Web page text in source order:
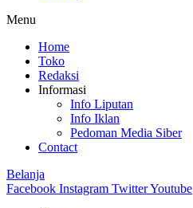
Menu
Home
Toko
Redaksi
Informasi
Info Liputan
Info Iklan
Pedoman Media Siber
Contact
Belanja
Facebook Instagram TwitterYoutube